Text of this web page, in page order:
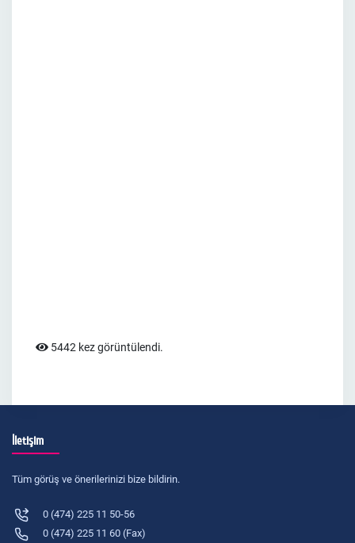
5442 kez görüntülendi.
İletişim
Tüm görüş ve önerilerinizi bize bildirin.
0 (474) 225 11 50-56
0 (474) 225 11 60 (Fax)